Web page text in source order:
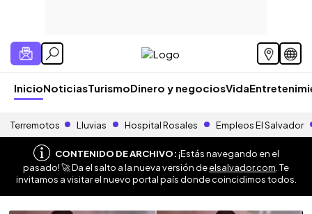
InicioNoticiasTurismoDinero y negociosVida
Terremotos Lluvias Hospital Rosales Empleos El Salvador
CONTENIDO DE ARCHIVO:¡Estás navegando en el
pasado! 🚀 Da el salto a la nueva versión deelsalvador.com . Te
invitamos a visitar el nuevo portal país donde coincidimos todos.